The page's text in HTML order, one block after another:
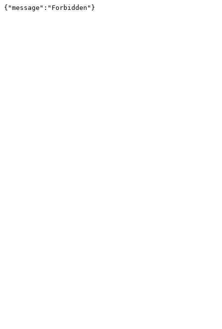
{"message":"Forbidden"}